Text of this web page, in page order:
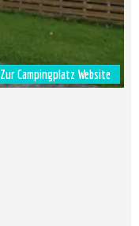
Zur Campingplatz Website